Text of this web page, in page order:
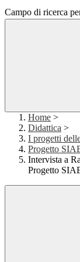
Campo di ricerca
Home >
Didattica >
I progetti
Progetto
Intervista a
Progetto